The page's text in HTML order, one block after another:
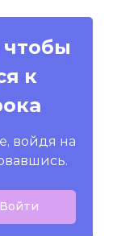
чтобы
к
войдя на
Войти